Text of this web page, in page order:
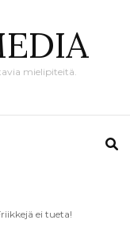
mielipiteitä.
ei tueta!